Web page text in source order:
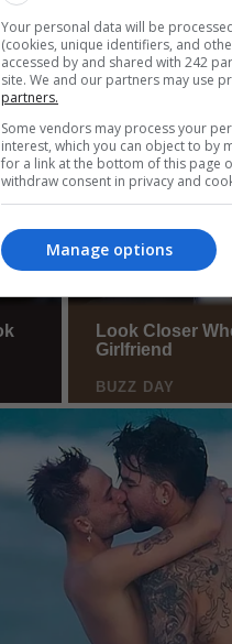
Your personal data will be
(cookies, unique identifiers, and
accessed by and shared with 242
site. We and our partners may use
partners.
Some vendors may process your
interest, which you can object to by
for a link at the bottom of this page
withdraw consent in privacy and
Manage options